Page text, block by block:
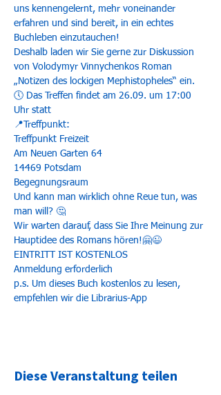
uns kennengelernt, mehr voneinander
erfahren und sind bereit, in ein echtes
Buchleben einzutauchen!
Deshalb laden wir Sie gerne zur Diskussion
von Volodymyr Vinnychenkos Roman
„Notizen des lockigen Mephistopheles“ ein.
🕔 Das Treffen findet am 26.09. um 17:00
Uhr statt
📍Treffpunkt:
Treffpunkt Freizeit
Am Neuen Garten 64
14469 Potsdam
Begegnungsraum
Und kann man wirklich ohne Reue tun, was
man will? 🤔
Wir warten darauf, dass Sie Ihre Meinung zur
Hauptidee des Romans hören!🤗😉
EINTRITT IST KOSTENLOS
Anmeldung erforderlich
p.s. Um dieses Buch kostenlos zu lesen,
empfehlen wir die Librarius-App
Diese Veranstaltung teilen